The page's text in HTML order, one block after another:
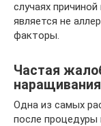
случаях
является не
факторы.
Частая
Одна из самых
после процедуры